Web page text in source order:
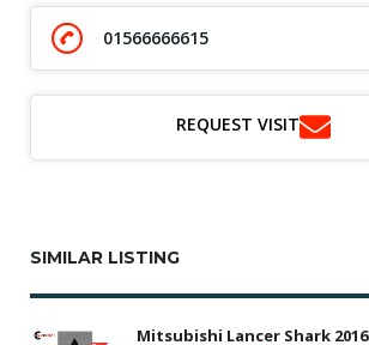
01566666615
REQUEST VISIT
SIMILAR LISTING
Mitsubishi Lancer Shark 2016